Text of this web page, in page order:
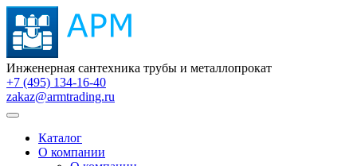
Инженерная сантехника трубы и металлопрокат
+7 (495) 134-16-40
zakaz@armtrading.ru
Каталог
О компании